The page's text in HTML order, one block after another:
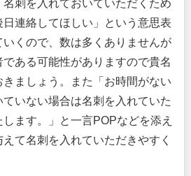
刺を入れておいていただくため
連絡してほしい」という意思表
くので、数は多くありませんが
ある可能性がありますので貴名
ましょう。また「お時間がない
いない場合は名刺を入れていた
ます。」と一言POPなどを添え
て名刺を入れていただきやすく